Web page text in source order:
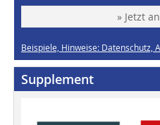
» Jetzt
Beispiele, Hinweise: Datenschutz,
Supplement